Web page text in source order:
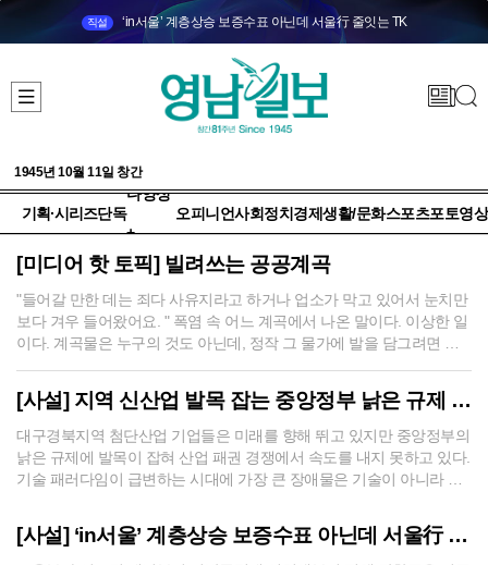
직설 ‘in서울’ 계층상승 보증수표 아닌데 서울行 줄잇는 TK
1945년 10월 11일 창간
기획·시리즈단독
다양성
+
오피니언사회정치 경제생활/문화스포츠포토영상
[미디어 핫 토픽] 빌려쓰는 공공계곡
"들어갈 만한 데는 죄다 사유지라고 하거나 업소가 막고 있어서 눈치만
보다 겨우 들어왔어요. " 폭염 속 어느 계곡에서 나온 말이다. 이상한 일
이다. 계곡물은 누구의 것도 아닌데, 정작 그 물가에 발을 담그려면 시
질방에 입장 후 찜질복을 입어야 했다. 대구·경북에서도 낯설지 않은 장
면이다. 팔공산 자락, 가창, 청도 운문산 계곡. 기자 역시 어릴 때 가족들
과 놀러 갔다가 물가..
[사설] 지역 신산업 발목 잡는 중앙정부 낡은 규제 걷어내야
대구경북지역 첨단산업 기업들은 미래를 향해 뛰고 있지만 중앙정부의
낡은 규제에 발목이 잡혀 산업 패권 경쟁에서 속도를 내지 못하고 있다.
기술 패러다임이 급변하는 시대에 가장 큰 장애물은 기술이 아니라 제
모빌리티, AI·ICT 기업들은 신기술의 실증과 시험생산, 사업화 단계에
서 과거 산업환경을 전제로 만들어진 규제와 마주하고 있다. LFP 배터
[사설] ‘in서울’ 계층상승 보증수표 아닌데 서울行 줄잇는 TK